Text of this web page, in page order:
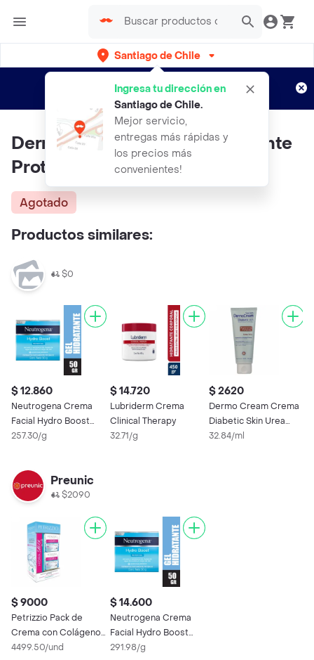
Santiago de Chile
Ingresa tu dirección en
Santiago de Chile.
Mejor servicio,
entregas más rápidas y
los precios más
convenientes!
envíos gratis por semanas
Aplican TyC
Dermo Cream Crema Reafirmante
Protein Q10
Agotado
Productos similares:
$0
$ 12.860
Neutrogena Crema
Facial Hydro Boost
Water
257.30/g
$ 14.720
Lubriderm Crema
Clinical Therapy
32.71/g
$ 2620
Dermo Cream Crema
Diabetic Skin Urea
10%
32.84/ml
Preunic
$2090
$ 9000
Petrizzio Pack de
Crema con Colágeno
y Omega + Crema
4499.50/und
$ 14.600
Neutrogena Crema
Facial Hydro Boost
Water
291.98/g